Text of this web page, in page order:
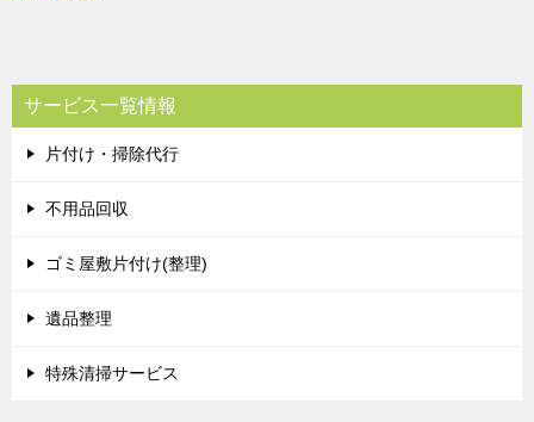
サービス一覧情報
片付け・掃除代行
不用品回収
ゴミ屋敷片付け(整理)
遺品整理
特殊清掃サービス